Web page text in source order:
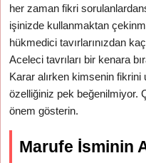
her zaman fikri
işinizde kullanmaktan
hükmedici tavırlarınızdan
Aceleci tavrıları bir kenara
Karar alırken kimsenin
özelliğiniz pek beğenilmiyor.
önem gösterin.
Marufe İsminin